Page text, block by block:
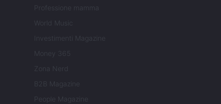
Professione mamma
World Music
Investimenti Magazine
Money 365
Zona Nerd
B2B Magazine
People Magazine